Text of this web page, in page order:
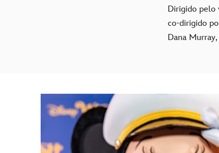
Dirigido pelo
co-dirigido
Dana Murray,